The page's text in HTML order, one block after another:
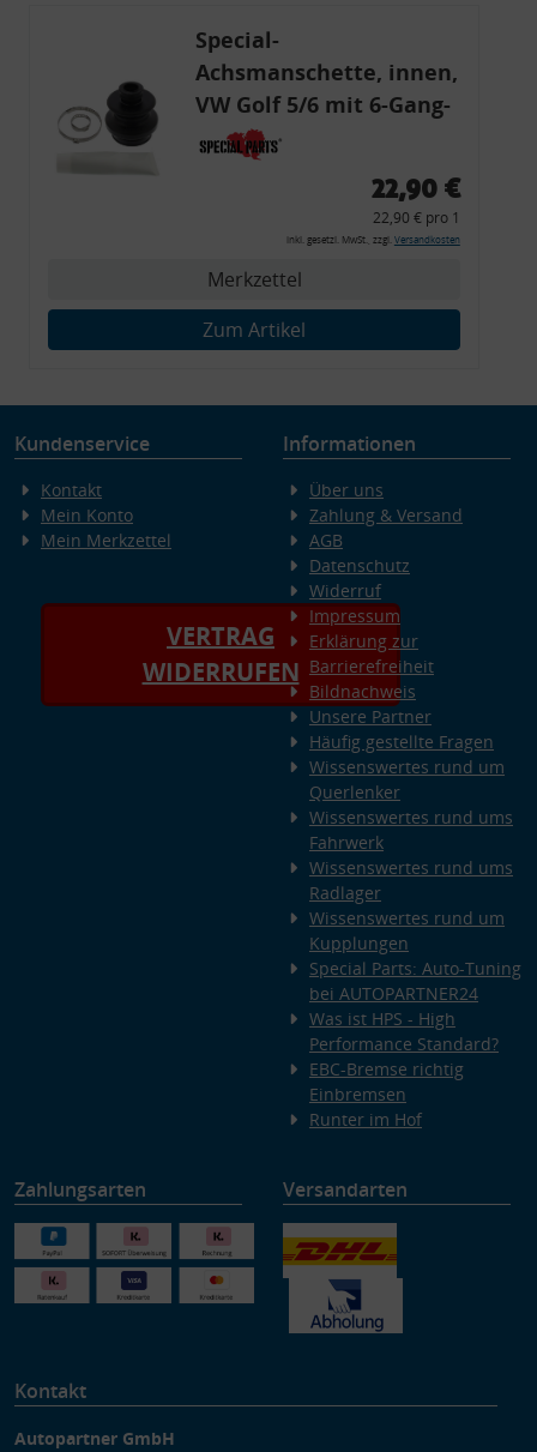
Special-
Achsmanschette, innen,
VW Golf 5/6 mit 6-Gang-
Schalter, Tieferlegung
22,90 €
22,90 € pro 1
inkl. gesetzl. MwSt., zzgl. Versandkosten
Merkzettel
Zum Artikel
Kundenservice
Kontakt
Mein Konto
Mein Merkzettel
VERTRAG
WIDERRUFEN
Informationen
Über uns
Zahlung & Versand
AGB
Datenschutz
Widerruf
Impressum
Erklärung zur
Barrierefreiheit
Bildnachweis
Unsere Partner
Häufig gestellte Fragen
Wissenswertes rund um
Querlenker
Wissenswertes rund ums
Fahrwerk
Wissenswertes rund ums
Radlager
Wissenswertes rund um
Kupplungen
Special Parts: Auto-Tuning
bei AUTOPARTNER24
Was ist HPS - High
Performance Standard?
EBC-Bremse richtig
Einbremsen
Runter im Hof
Zahlungsarten Versandarten
Kontakt
Autopartner GmbH